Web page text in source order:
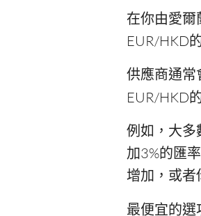
在你由愛
EUR/HKD
供應商通常
EUR/HKD
例如，大多
加3%的匯
增加，或者
最便宜的選